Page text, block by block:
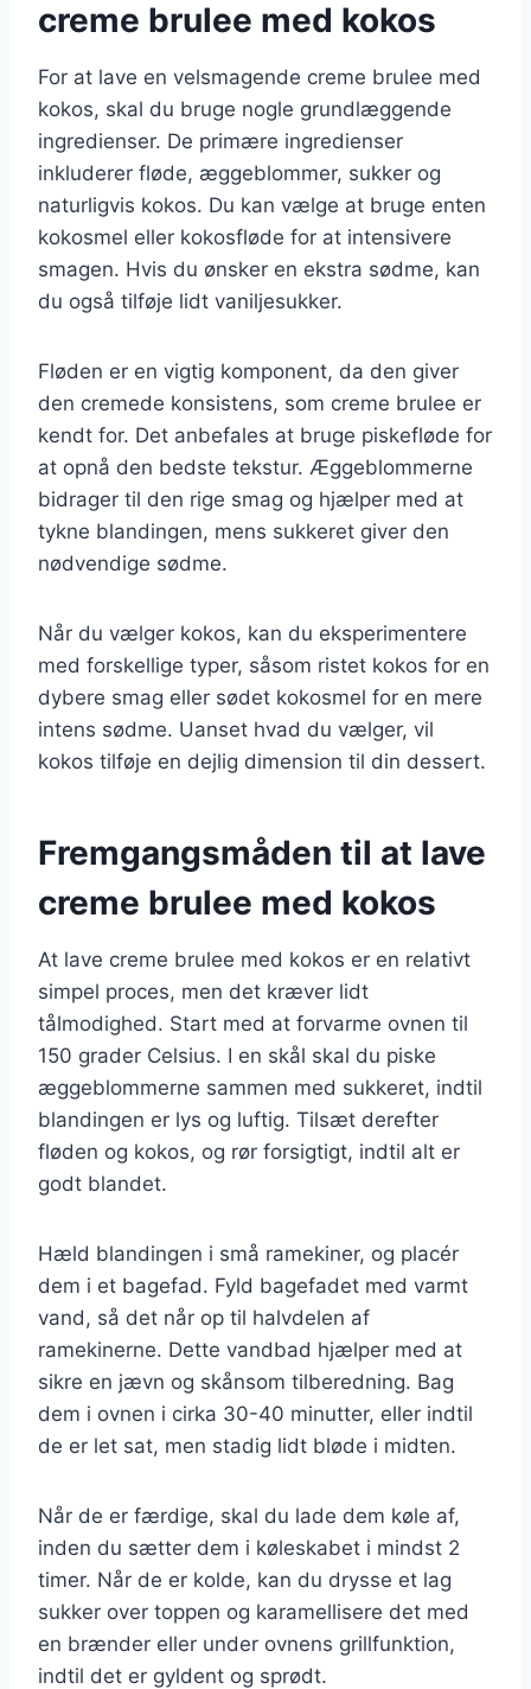
creme brulee med kokos
For at lave en velsmagende creme brulee med
kokos, skal du bruge nogle grundlæggende
ingredienser. De primære ingredienser
inkluderer fløde, æggeblommer, sukker og
naturligvis kokos. Du kan vælge at bruge enten
kokosmel eller kokosfløde for at intensivere
smagen. Hvis du ønsker en ekstra sødme, kan
du også tilføje lidt vaniljesukker.
Fløden er en vigtig komponent, da den giver
den cremede konsistens, som creme brulee er
kendt for. Det anbefales at bruge piskefløde for
at opnå den bedste tekstur. Æggeblommerne
bidrager til den rige smag og hjælper med at
tykne blandingen, mens sukkeret giver den
nødvendige sødme.
Når du vælger kokos, kan du eksperimentere
med forskellige typer, såsom ristet kokos for en
dybere smag eller sødet kokosmel for en mere
intens sødme. Uanset hvad du vælger, vil
kokos tilføje en dejlig dimension til din dessert.
Fremgangsmåden til at lave
creme brulee med kokos
At lave creme brulee med kokos er en relativt
simpel proces, men det kræver lidt
tålmodighed. Start med at forvarme ovnen til
150 grader Celsius. I en skål skal du piske
æggeblommerne sammen med sukkeret, indtil
blandingen er lys og luftig. Tilsæt derefter
fløden og kokos, og rør forsigtigt, indtil alt er
godt blandet.
Hæld blandingen i små ramekiner, og placér
dem i et bagefad. Fyld bagefadet med varmt
vand, så det når op til halvdelen af
ramekinerne. Dette vandbad hjælper med at
sikre en jævn og skånsom tilberedning. Bag
dem i ovnen i cirka 30-40 minutter, eller indtil
de er let sat, men stadig lidt bløde i midten.
Når de er færdige, skal du lade dem køle af,
inden du sætter dem i køleskabet i mindst 2
timer. Når de er kolde, kan du drysse et lag
sukker over toppen og karamellisere det med
en brænder eller under ovnens grillfunktion,
indtil det er gyldent og sprødt.